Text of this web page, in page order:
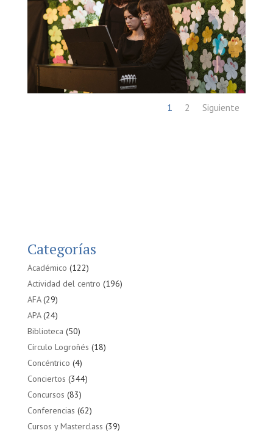
1 2 Siguiente
Categorías
Académico (122)
Actividad del centro (196)
AFA(29)
APA(24)
Biblioteca (50)
Círculo Logroñés (18)
Concéntrico (4)
Conciertos (344)
Concursos (83)
Conferencias (62)
Cursos y Masterclass (39)